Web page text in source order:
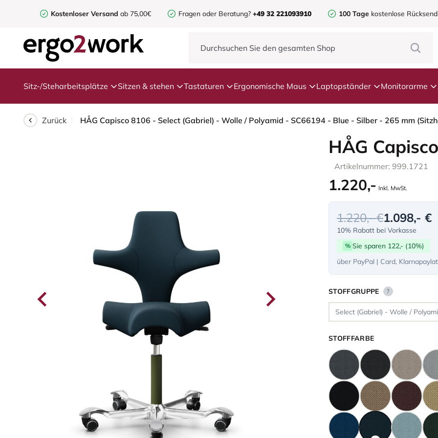
Kostenloser Versand ab 75,00€ Fragen oder Beratung? +49 32 221093910 100 Tage kostenlose
Sitz-/Steharbeitsplätze Sitzen & stehen Tastaturen Ergonomische Maus Laptopständer Monitorarme
Zurück HÅG Capisco 8106 - Select (Gabriel) - Wolle / Polyamid - SC66194 - Blue - Silber - 265 mm
HÅG
Artikelnummer: 999.1721
1.220,- Inkl. MwSt.
1.220,- €1.098,- €
10% Rabatt bei Vorkasse
% Sie sparen 122,- (10%)
über PayPal | Card,
STOFFGRUPPE ?
STOFFFARBE